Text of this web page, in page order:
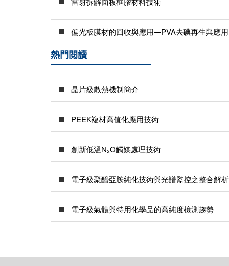
偏光板膜材的回收與應用—PVA去碘再生與應用
熱門閱讀
晶片級散熱機制簡介
PEEK複材高值化應用技術
創新低溫N₂O觸媒處理技術
電子級聚醯亞胺純化技術與光譜監控之整合解析
電子級氣體與特用化學品的高純度檢測趨勢